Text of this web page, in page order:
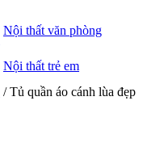
Nội thất văn phòng
Nội thất trẻ em
/ Tủ quần áo cánh lùa đẹp